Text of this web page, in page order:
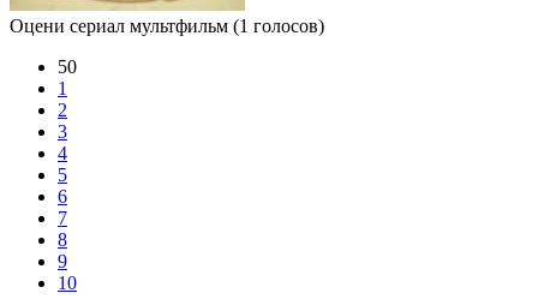
Оцени сериал мультфильм (1 голосов)
50
1
2
3
4
5
6
7
8
9
10